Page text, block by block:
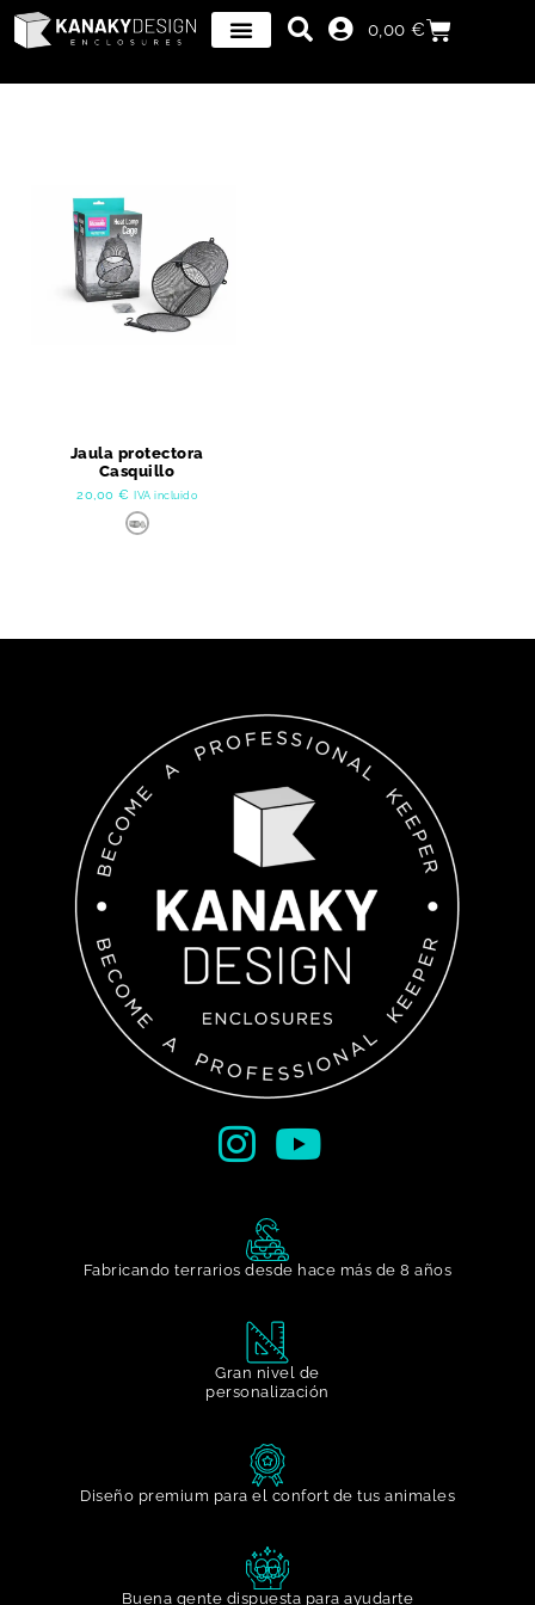
0,00€
Jaula protectora
Casquillo
20,00 € IVA incluido
Fabricando terrarios desde hace más de 8 años
Gran nivel de
personalización​
Diseño premium para el confort de tus animales
Buena gente dispuesta para ayudarte​